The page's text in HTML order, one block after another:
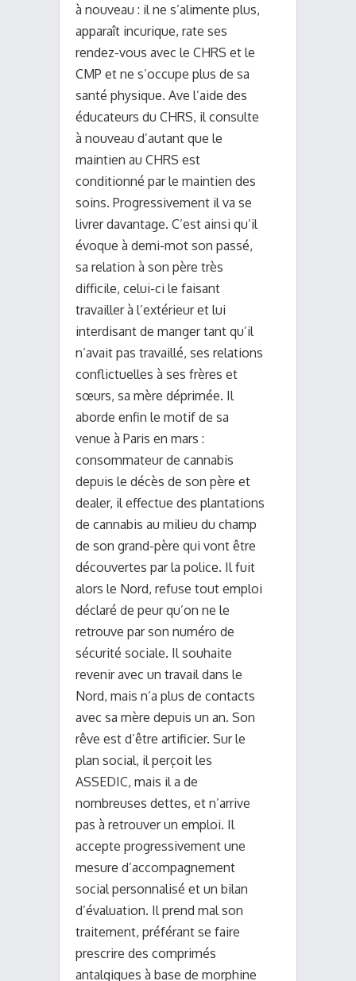
à nouveau : il ne s’alimente plus,
apparaît incurique, rate ses
rendez-vous avec le CHRS et le
CMP et ne s’occupe plus de sa
santé physique. Ave l’aide des
éducateurs du CHRS, il consulte
à nouveau d’autant que le
maintien au CHRS est
conditionné par le maintien des
soins. Progressivement il va se
livrer davantage. C’est ainsi qu’il
évoque à demi-mot son passé,
sa relation à son père très
difficile, celui-ci le faisant
travailler à l’extérieur et lui
interdisant de manger tant qu’il
n’avait pas travaillé, ses relations
conflictuelles à ses frères et
sœurs, sa mère déprimée. Il
aborde enfin le motif de sa
venue à Paris en mars :
consommateur de cannabis
depuis le décès de son père et
dealer, il effectue des plantations
de cannabis au milieu du champ
de son grand-père qui vont être
découvertes par la police. Il fuit
alors le Nord, refuse tout emploi
déclaré de peur qu’on ne le
retrouve par son numéro de
sécurité sociale. Il souhaite
revenir avec un travail dans le
Nord, mais n’a plus de contacts
avec sa mère depuis un an. Son
rêve est d’être artificier. Sur le
plan social, il perçoit les
ASSEDIC, mais il a de
nombreuses dettes, et n’arrive
pas à retrouver un emploi. Il
accepte progressivement une
mesure d’accompagnement
social personnalisé et un bilan
d’évaluation. Il prend mal son
traitement, préférant se faire
prescrire des comprimés
antalgiques à base de morphine